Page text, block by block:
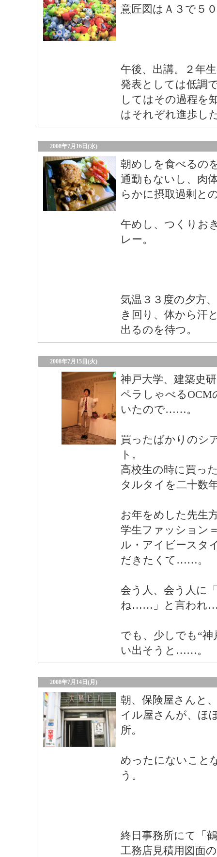
意匠図はＡ３で５
午後、出講。２年
発表としては低調
してはその過程を
はそれぞれ進歩し
2008年7月16日(水)
朝めしを食べるの
通勤もないし、肉
らかに摂取過剰と
午めし、つくりお
レー。
気温３３度の夕方
き回り、体から汗
出るのを待つ。
2008年7月15日(火)
神戸大学、建築史
ペラしゃべるOCM
いたので……。
買ったばかりのシ
ト。
高校生の時に買っ
タルタイを二十数
お年をめした先生
学生ファッション
ル・アイビースタ
だきたくて……。
会う人、会う人に
ね……」と言われ
でも、少しでも“
い出そうと……。
2008年7月14日(月)
朝、保険屋さんと
イル屋さんが、ほ
所。
めったにないこと
う。
終日事務所にて「
工務店見積用図面